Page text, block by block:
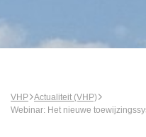
VHP Actualiteit (VHP)
Webinar: Het nieuwe